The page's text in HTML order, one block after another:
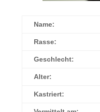
Name:
Rasse:
Geschlecht:
Alter:
Kastriert: